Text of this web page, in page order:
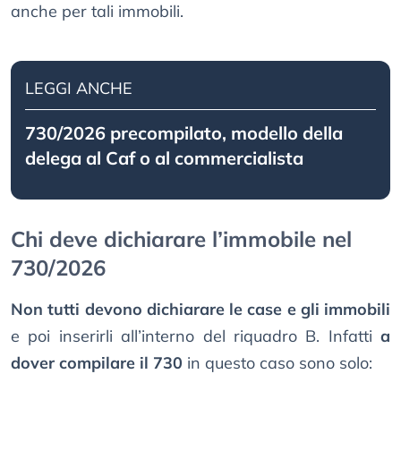
anche per tali immobili.
LEGGI ANCHE
730/2026 precompilato, modello della
delega al Caf o al commercialista
Chi deve dichiarare l’immobile nel
730/2026
Non tutti devono dichiarare le case e gli immobili
e poi inserirli all’interno del riquadro B. Infatti a
dover compilare il 730 in questo caso sono solo: